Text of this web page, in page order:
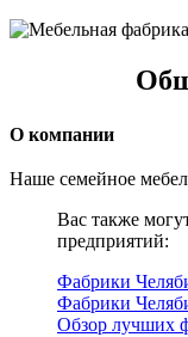
О компании
Наше семейное
Вас также
предприятий:
Фабрики
Фабрики
Обзор лучших